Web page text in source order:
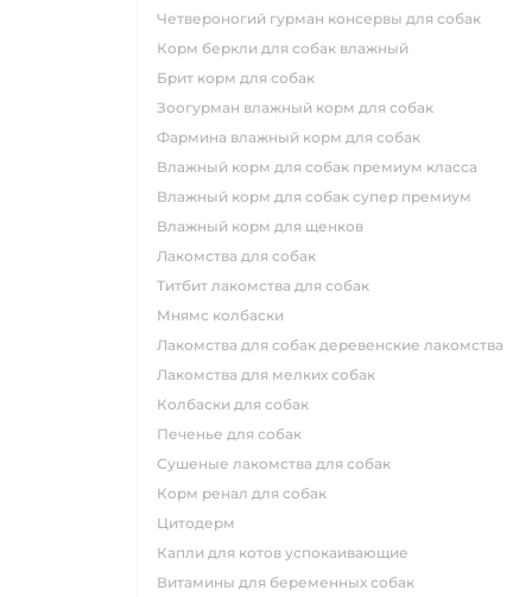
четвероногий гурман консервы для собак
корм беркли для собак влажный
брит корм для собак
зоогурман влажный корм для собак
фармина влажный корм для собак
влажный корм для собак премиум класса
влажный корм для собак супер премиум
влажный корм для щенков
лакомства для собак
титбит лакомства для собак
мнямс колбаски
лакомства для собак деревенские лакомства
лакомства для мелких собак
колбаски для собак
печенье для собак
сушеные лакомства для собак
корм ренал для собак
цитодерм
капли для котов успокаивающие
витамины для беременных собак